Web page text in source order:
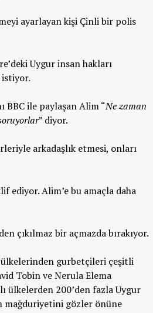
ayarlayan kişi Çinli bir polis
Uygur insan hakları
istiyor.
ile paylaşan Alim “Ne zaman
” diyor.
arkadaşlık etmesi, onları
ediyor. Alim’e bu amaçla daha
çıkılmaz bir açmazda bırakıyor.
ülkelerinden gurbetçileri çeşitli
Tobin ve Nerula Elema
ülkelerden 200’den fazla Uygur
mağduriyetini gözler önüne